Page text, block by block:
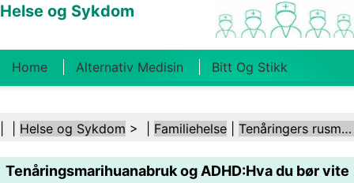
Helse og Sykdom
Home Alternativ Medisin Bitt Og Stikk
Kosthold Og Ernæring Familiehelse
Helsebransjen Psykisk Helse Folkehelse Og
Helse og Sykdom > | Familiehelse Tenåringers rusmisbruk
Tenåringsmarihuanabruk og ADHD:Hva du bør vite